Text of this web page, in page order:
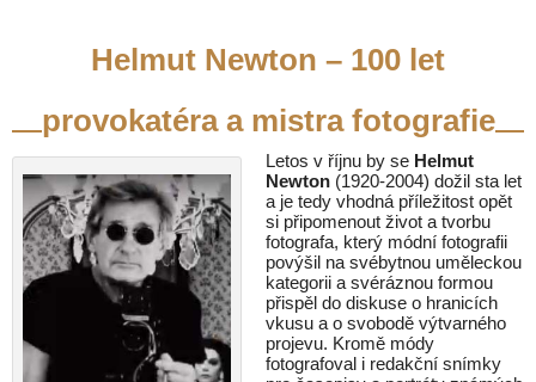
Helmut Newton – 100 let
provokatéra a mistra fotografie
Letos v říjnu by se Helmut
Newton (1920-2004) dožil sta let
a je tedy vhodná příležitost opět
si připomenout život a tvorbu
fotografa, který módní fotografii
povýšil na svébytnou uměleckou
kategorii a svéráznou formou
přispěl do diskuse o hranicích
vkusu a o svobodě výtvarného
projevu. Kromě módy
fotografoval i redakční snímky